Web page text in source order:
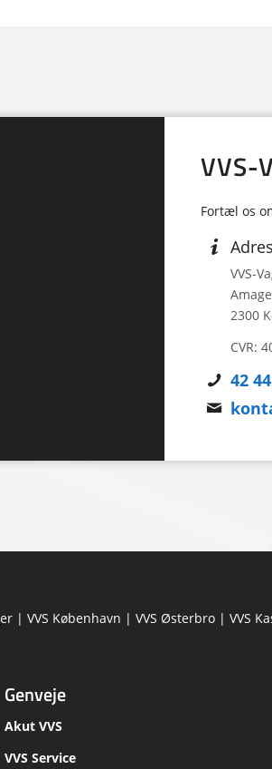
VVS-
Fortæl os
VVS-
2300
CVR:
42
| VVS København | VVS Østerbro| VVS
Genveje
Akut VVS
VVS Service